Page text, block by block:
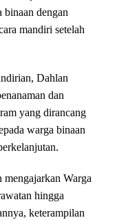
binaan dengan
mandiri setelah
Dahlan
dan
yang dirancang
warga binaan
Warga
hingga
keterampilan